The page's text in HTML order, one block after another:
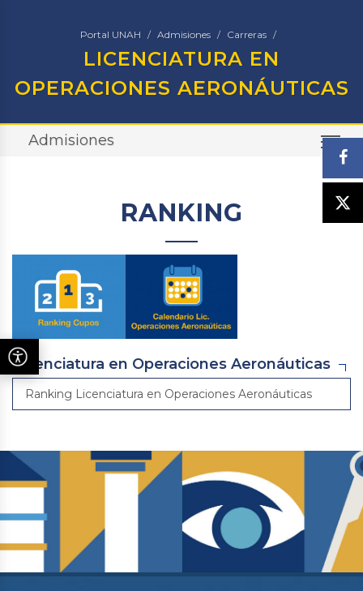
Portal UNAH Admisiones Carreras
LICENCIATURA EN
OPERACIONES AERONÁUTICAS
Admisiones
RANKING
Licenciatura en Operaciones Aeronáuticas
Ranking Licenciatura en Operaciones Aeronáuticas